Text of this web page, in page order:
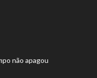
não apagou